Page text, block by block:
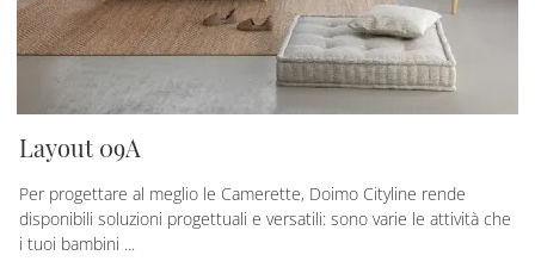
Layout 09A
Per progettare al meglio le Camerette, Doimo Cityline rende
disponibili soluzioni progettuali e versatili: sono varie le attività che
i tuoi bambini ...